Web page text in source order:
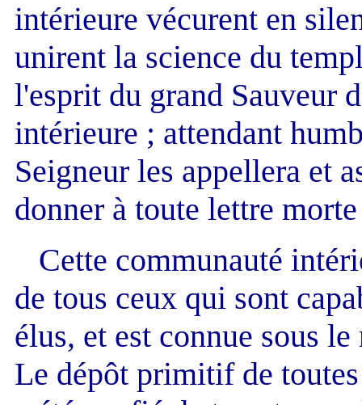
intérieure vécurent en
unirent la science du
l'esprit du grand Sauveur
intérieure ; attendant
Seigneur les appellera et
donner à toute lettre
Cette communauté
de tous ceux qui sont
élus, et est connue sous
Le dépôt primitif de